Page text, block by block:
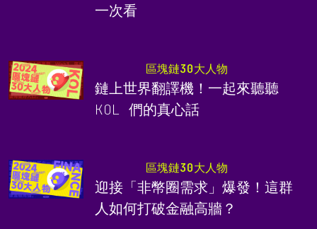
一次看
區塊鏈30大人物
鏈上世界翻譯機！一起來聽聽
KOL 們的真心話
區塊鏈30大人物
迎接「非幣圈需求」爆發！這群
人如何打破金融高牆？